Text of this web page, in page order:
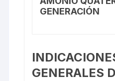
GENERACIÓN
GENERALES